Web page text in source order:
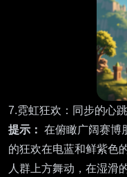
7.霓虹狂欢：同步的心跳
提示： 在俯瞰广阔赛博
的狂欢在电蓝和鲜紫色
人群上方舞动，在湿滑